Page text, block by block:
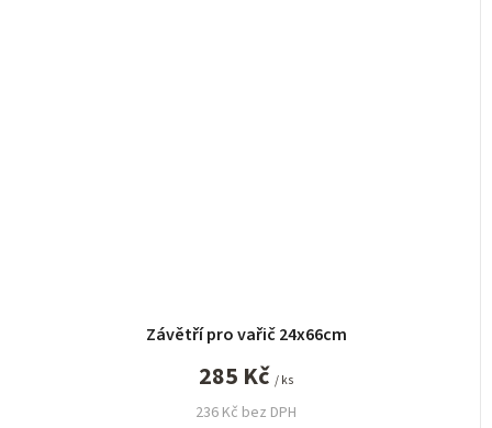
Závětří pro vařič 24x66cm
236 Kč bez DPH
285 Kč / ks